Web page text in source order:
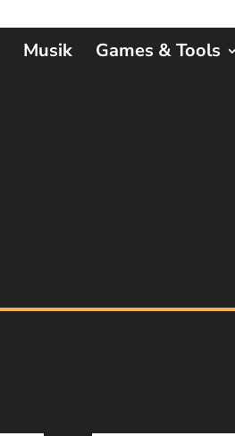
Musik Games & Tools